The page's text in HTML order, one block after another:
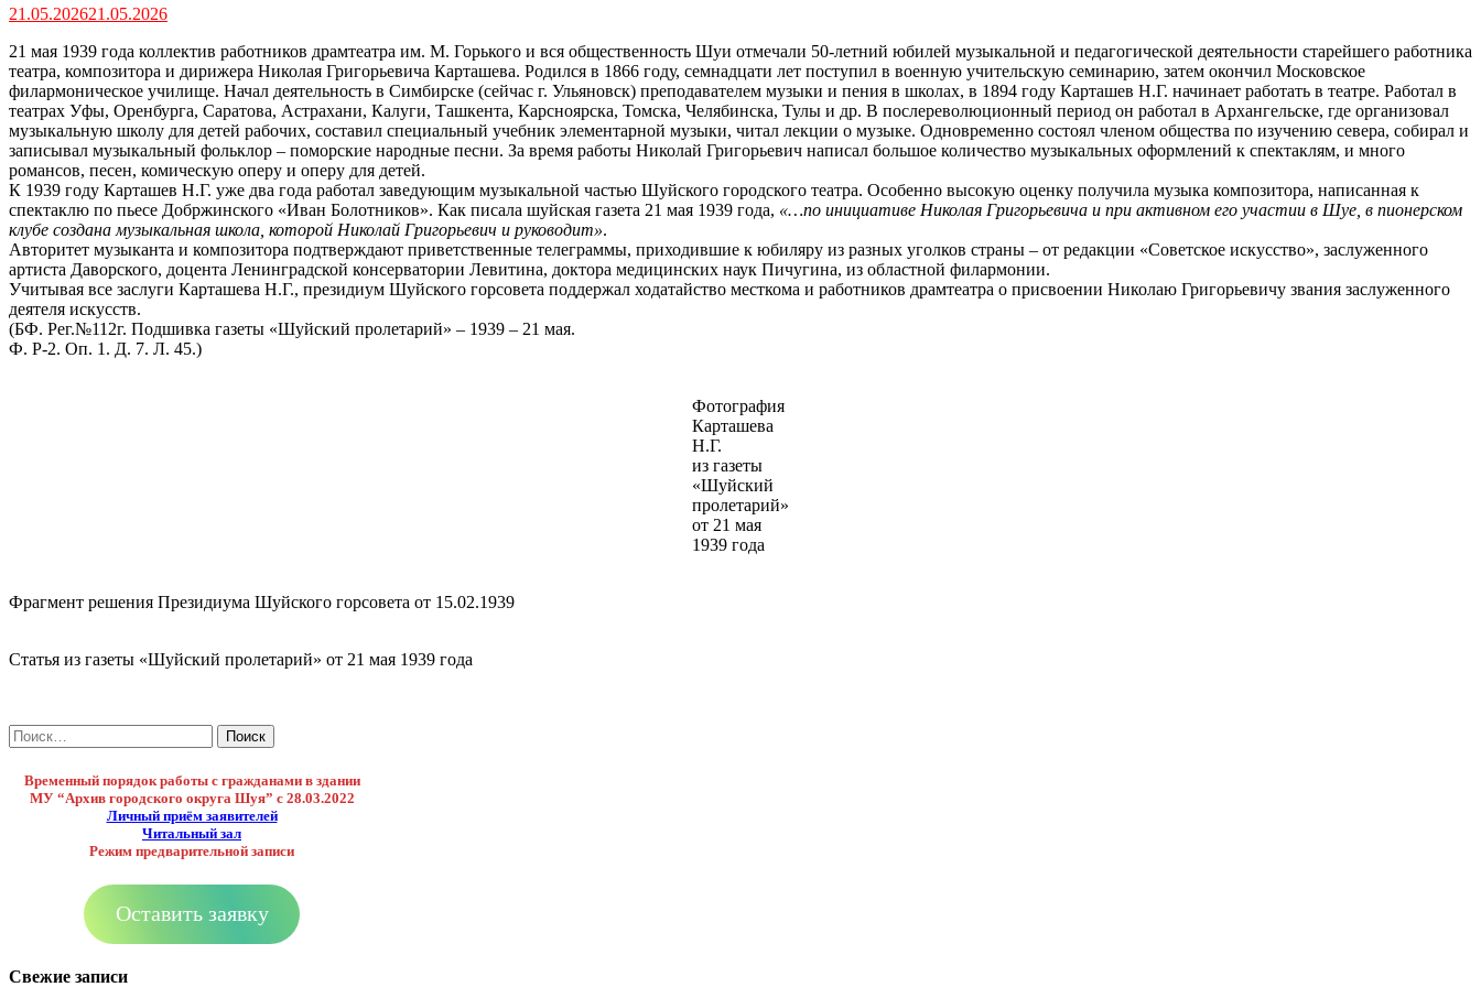
21.05.202621.05.2026
21 мая 1939 года коллектив работников драмтеатра им. М. Горького и вся общественность Шуи отмечали 50-летний юбилей музыкальной и педагогической деятельности старейшего работника
театра, композитора и дирижера Николая Григорьевича Карташева. Родился в 1866 году, семнадцати лет поступил в военную учительскую семинарию, затем окончил Московское
филармоническое училище. Начал деятельность в Симбирске (сейчас г. Ульяновск) преподавателем музыки и пения в школах, в 1894 году Карташев Н.Г. начинает работать в театре. Работал в
театрах Уфы, Оренбурга, Саратова, Астрахани, Калуги, Ташкента, Карсноярска, Томска, Челябинска, Тулы и др. В послереволюционный период он работал в Архангельске, где организовал
музыкальную школу для детей рабочих, составил специальный учебник элементарной музыки, читал лекции о музыке. Одновременно состоял членом общества по изучению севера, собирал и
записывал музыкальный фольклор – поморские народные песни. За время работы Николай Григорьевич написал большое количество музыкальных оформлений к спектаклям, и много
романсов, песен, комическую оперу и оперу для детей.
К 1939 году Карташев Н.Г. уже два года работал заведующим музыкальной частью Шуйского городского театра. Особенно высокую оценку получила музыка композитора, написанная к
спектаклю по пьесе Добржинского «Иван Болотников». Как писала шуйская газета 21 мая 1939 года, «…по инициативе Николая Григорьевича и при активном его участии в Шуе, в пионерском
клубе создана музыкальная школа, которой Николай Григорьевич и руководит».
Авторитет музыканта и композитора подтверждают приветственные телеграммы, приходившие к юбиляру из разных уголков страны – от редакции «Советское искусство», заслуженного
артиста Даворского, доцента Ленинградской консерватории Левитина, доктора медицинских наук Пичугина, из областной филармонии.
Учитывая все заслуги Карташева Н.Г., президиум Шуйского горсовета поддержал ходатайство месткома и работников драмтеатра о присвоении Николаю Григорьевичу звания заслуженного
деятеля искусств.
(БФ. Рег.№112г. Подшивка газеты «Шуйский пролетарий» – 1939 – 21 мая.
Ф. Р-2. Оп. 1. Д. 7. Л. 45.)
Фотография
Карташева
Н.Г.
из газеты
«Шуйский
пролетарий»
от 21 мая
1939 года
Фрагмент решения Президиума Шуйского горсовета от 15.02.1939
Статья из газеты «Шуйский пролетарий» от 21 мая 1939 года
Найти:
Временный порядок работы с гражданами в здании
МУ “Архив городского округа Шуя” с 28.03.2022
Личный приём заявителей
Читальный зал
Режим предварительной записи
Оставить заявку
Свежие записи